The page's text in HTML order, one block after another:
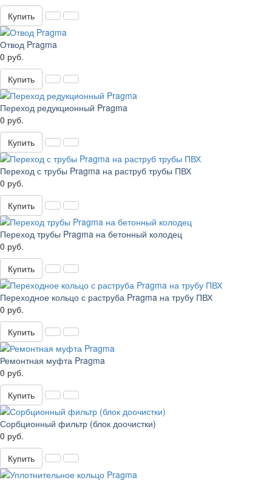
Купить
Отвод Pragma
0 руб.
Купить
Переход редукционный Pragma
0 руб.
Купить
Переход с трубы Pragma на раструб трубы ПВХ
0 руб.
Купить
Переход трубы Pragma на бетонный колодец
0 руб.
Купить
Переходное кольцо с раструба Pragma на трубу ПВХ
0 руб.
Купить
Ремонтная муфта Pragma
0 руб.
Купить
Сорбционный фильтр (блок доочистки)
0 руб.
Купить